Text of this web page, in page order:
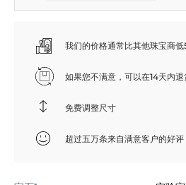
我们的价格通常比其他珠宝商低
如果您不满意，可以在14天内退
免费调整尺寸
超过五万条来自满意客户的好评